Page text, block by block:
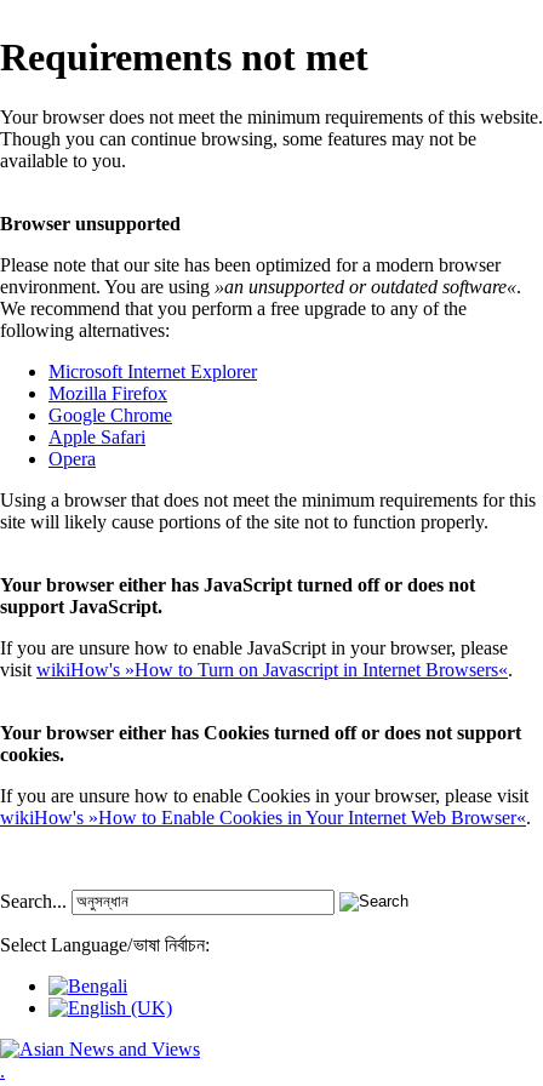
Requirements not met
Your browser does not meet the minimum requirements of this website.
Though you can continue browsing, some features may not be
available to you.
Browser unsupported
Please note that our site has been optimized for a modern browser
environment. You are using »an unsupported or outdated software«.
We recommend that you perform a free upgrade to any of the
following alternatives:
Microsoft Internet Explorer
Mozilla Firefox
Google Chrome
Apple Safari
Opera
Using a browser that does not meet the minimum requirements for this
site will likely cause portions of the site not to function properly.
Your browser either has JavaScript turned off or does not
support JavaScript.
If you are unsure how to enable JavaScript in your browser, please
visit wikiHow's »How to Turn on Javascript in Internet Browsers«.
Your browser either has Cookies turned off or does not support
cookies.
If you are unsure how to enable Cookies in your browser, please visit
wikiHow's »How to Enable Cookies in Your Internet Web Browser«.
Search...
Select Language/ভাষা নির্বাচন:
.